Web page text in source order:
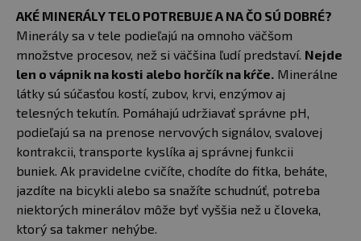
AKÉ MINERÁLY TELO POTREBUJE A NA ČO SÚ DOBRÉ?
Minerály sa v tele podieľajú na omnoho väčšom
množstve procesov, než si väčšina ľudí predstaví. Nejde
len o vápnik na kosti alebo horčík na kŕče. Minerálne
látky sú súčasťou kostí, zubov, krvi, enzýmov aj
telesných tekutín. Pomáhajú udržiavať správne pH,
podieľajú sa na prenose nervových signálov, svalovej
kontrakcii, transporte kyslíka aj správnej funkcii
buniek. Ak pravidelne cvičíte, chodíte do fitka, beháte,
jazdíte na bicykli alebo sa snažíte schudnúť, potreba
niektorých minerálov môže byť vyššia než u človeka,
ktorý sa takmer nehýbe.